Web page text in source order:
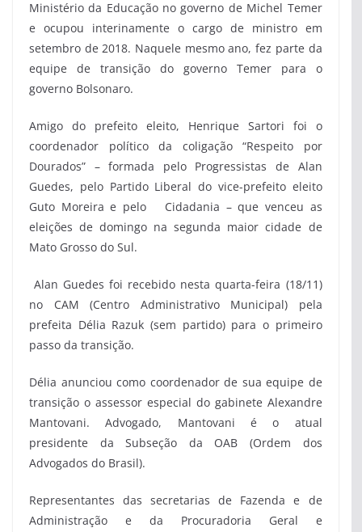
Ministério da Educação no governo de Michel Temer
e ocupou interinamente o cargo de ministro em
setembro de 2018. Naquele mesmo ano, fez parte da
equipe de transição do governo Temer para o
governo Bolsonaro.
Amigo do prefeito eleito, Henrique Sartori foi o
coordenador político da coligação “Respeito por
Dourados” – formada pelo Progressistas de Alan
Guedes, pelo Partido Liberal do vice-prefeito eleito
Guto Moreira e pelo Cidadania – que venceu as
eleições de domingo na segunda maior cidade de
Mato Grosso do Sul.
Alan Guedes foi recebido nesta quarta-feira (18/11)
no CAM (Centro Administrativo Municipal) pela
prefeita Délia Razuk (sem partido) para o primeiro
passo da transição.
Délia anunciou como coordenador de sua equipe de
transição o assessor especial do gabinete Alexandre
Mantovani. Advogado, Mantovani é o atual
presidente da Subseção da OAB (Ordem dos
Advogados do Brasil).
Representantes das secretarias de Fazenda e de
Administração e da Procuradoria Geral e